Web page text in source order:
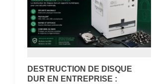
DESTRUCTION DE DISQUE
DUR EN ENTREPRISE :